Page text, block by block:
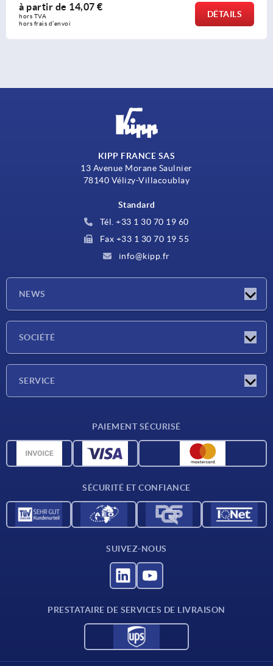
à partir de
KIPP FRANCE SAS
13 Avenue Morane Saulnier
78140 Vélizy-Villacoublay
Standard
Tél. +33 1 30 70 19 60
Fax +33 1 30 70 19 55
info@kipp.fr
NEWS
SOCIÉTÉ
SERVICE
Données CAO
PAIEMENT SÉCURISÉ
SÉCURITÉ ET CONFIANCE
SUIVEZ-NOUS
PRESTATAIRE DE SERVICES DE LIVRAISON